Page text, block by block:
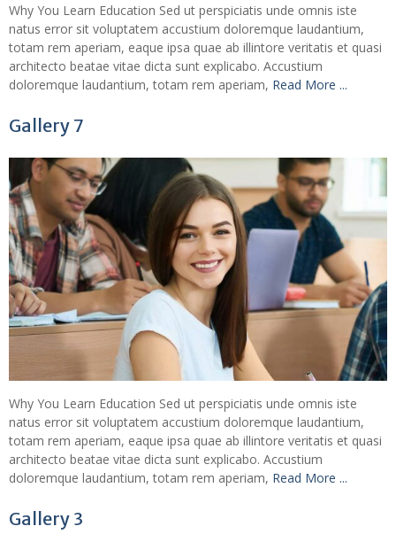
Why You Learn Education Sed ut perspiciatis unde omnis iste
natus error sit voluptatem accustium doloremque laudantium,
totam rem aperiam, eaque ipsa quae ab illintore veritatis et quasi
architecto beatae vitae dicta sunt explicabo. Accustium
doloremque laudantium, totam rem aperiam, Read More ...
Gallery 7
Why You Learn Education Sed ut perspiciatis unde omnis iste
natus error sit voluptatem accustium doloremque laudantium,
totam rem aperiam, eaque ipsa quae ab illintore veritatis et quasi
architecto beatae vitae dicta sunt explicabo. Accustium
doloremque laudantium, totam rem aperiam, Read More ...
Gallery 3